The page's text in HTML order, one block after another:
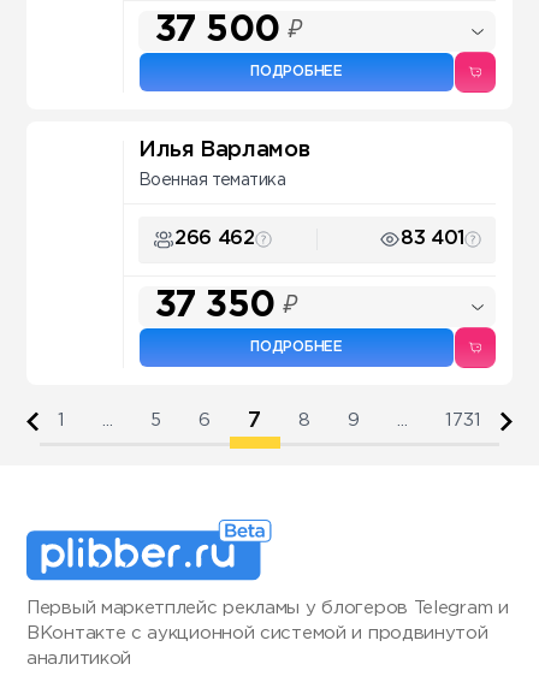
37 500 ₽
ПОДРОБНЕЕ
Илья Варламов
Военная тематика
266 462 83 401
37 350 ₽
ПОДРОБНЕЕ
5 6 7 8 9 1731
Первый маркетплейс рекламы у блогеров Telegram и
ВКонтакте с аукционной системой и продвинутой
аналитикой